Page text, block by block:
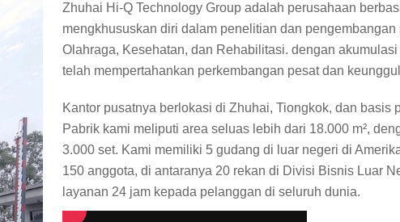
Zhuhai Hi-Q Technology Group adalah perusahaan
mengkhususkan diri dalam penelitian dan pengembangan
Olahraga, Kesehatan, dan Rehabilitasi. dengan
telah mempertahankan perkembangan pesat dan
Kantor pusatnya berlokasi di Zhuhai, Tiongkok, dan basis
Pabrik kami meliputi area seluas lebih dari 18.000 m²,
3.000 set. Kami memiliki 5 gudang di luar negeri di
150 anggota, di antaranya 20 rekan di Divisi Bisnis Luar
layanan 24 jam kepada pelanggan di seluruh dunia.